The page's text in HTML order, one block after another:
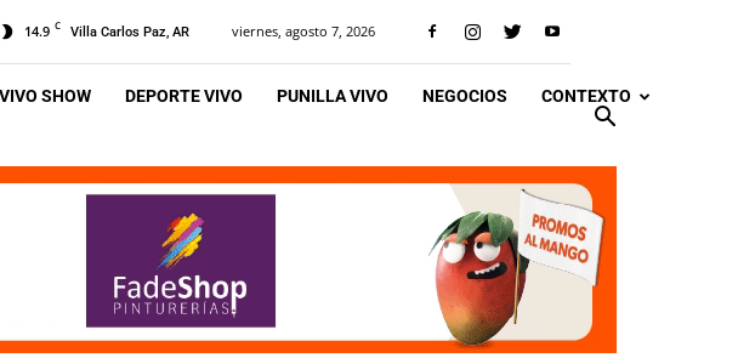
14.9 C Villa Carlos Paz, AR viernes, agosto 7, 2026
VIVO SHOW DEPORTE VIVO PUNILLA VIVO NEGOCIOS CONTEXTO